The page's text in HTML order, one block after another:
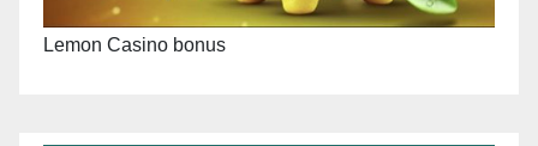
Lemon Casino bonus